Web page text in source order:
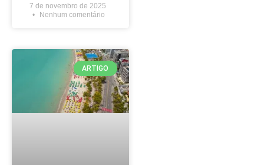
7 de novembro de 2025
Nenhum comentário
ARTIGO